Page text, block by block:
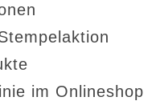
im Onlineshop